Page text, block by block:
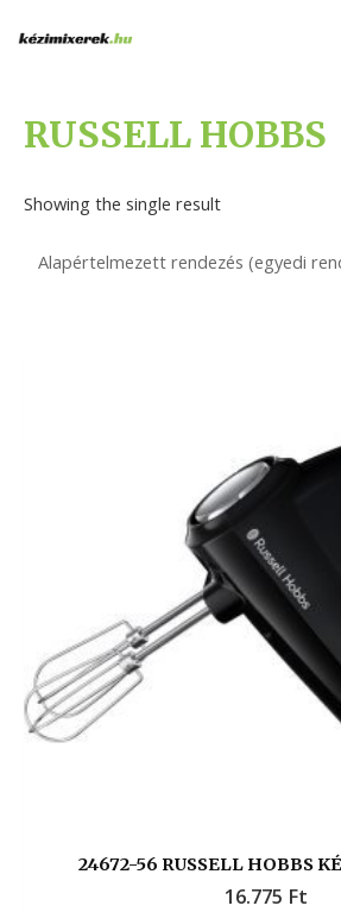
RUSSELL HOBBS
Showing the single result
24672-56 RUSSELL HOBBS
16.775 Ft